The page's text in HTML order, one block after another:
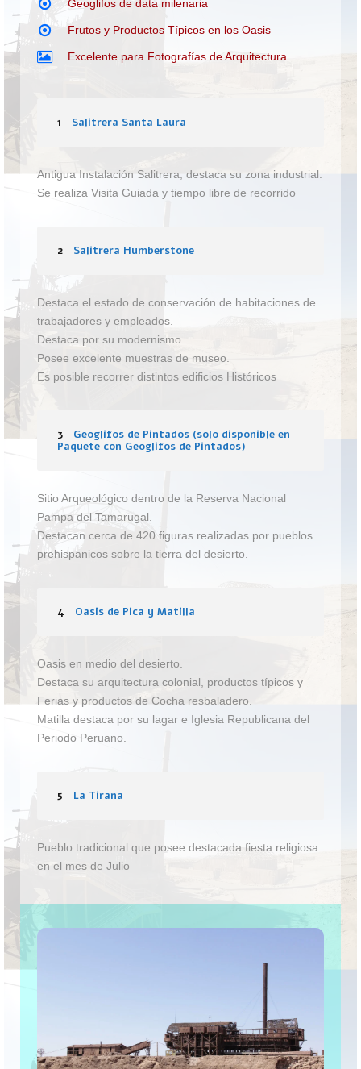
Geoglifos de data milenaria
Frutos y Productos Típicos en los Oasis
Excelente para Fotografías de Arquitectura
1 Salitrera Santa Laura
Antigua Instalación Salitrera, destaca su zona industrial.
Se realiza Visita Guiada y tiempo libre de recorrido
2 Salitrera Humberstone
Destaca el estado de conservación de habitaciones de
trabajadores y empleados.
Destaca por su modernismo.
Posee excelente muestras de museo.
Es posible recorrer distintos edificios Históricos
3
Geoglifos de Pintados (solo disponible en
Paquete con Geoglifos de Pintados)
Sitio Arqueológico dentro de la Reserva Nacional
Pampa del Tamarugal.
Destacan cerca de 420 figuras realizadas por pueblos
prehispanicos sobre la tierra del desierto.
4 Oasis de Pica y Matilla
Oasis en medio del desierto.
Destaca su arquitectura colonial, productos típicos y
Ferias y productos de Cocha resbaladero.
Matilla destaca por su lagar e Iglesia Republicana del
Periodo Peruano.
5 La Tirana
Pueblo tradicional que posee destacada fiesta religiosa
en el mes de Julio